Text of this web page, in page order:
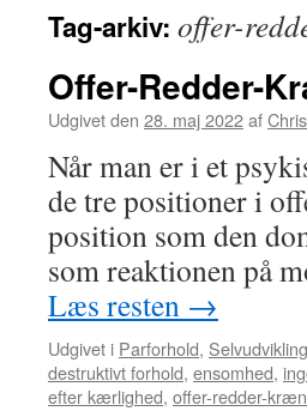
Tag-arkiv: offer-
Offer-Redder-
Udgivet den 28. maj 2022af
Når man er i et
de tre positioner i
position som den
som reaktionen på
Læs resten →
Udgivet i Parforhold, Selvudvikling
destruktivt forhold, ensomhed,
efter kærlighed, offer-redder-